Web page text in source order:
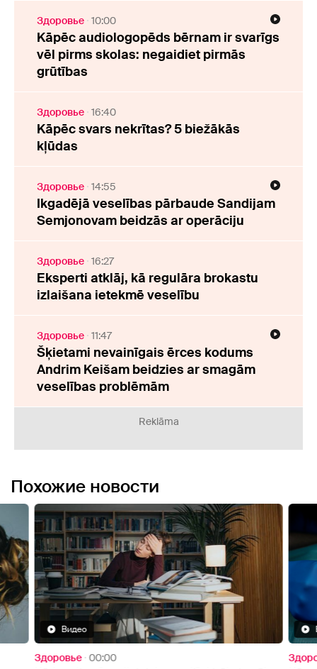
Здоровье 10:00
Kāpēc audiologopēds bērnam ir svarīgs
vēl pirms skolas: negaidiet pirmās
grūtības
Здоровье 16:40
Kāpēc svars nekrītas? 5 biežākās
kļūdas
Здоровье 14:55
Ikgadējā veselības pārbaude Sandijam
Semjonovam beidzās ar operāciju
Здоровье 16:27
Eksperti atklāj, kā regulāra brokastu
izlaišana ietekmē veselību
Здоровье 11:47
Šķietami nevainīgais ērces kodums
Andrim Keišam beidzies ar smagām
veselības problēmām
Reklāma
Похожие новости
Видео
Здоровье 00:00